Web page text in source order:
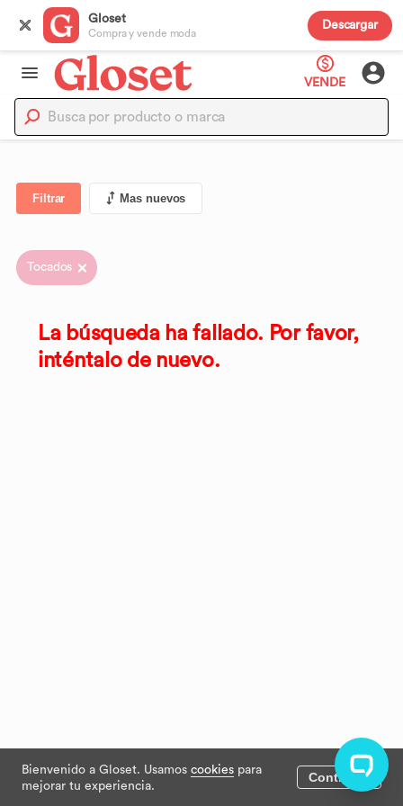
Gloset
Compra y vende moda
Descargar
Bienvenido a Gloset. Usamos cookies para
mejorar tu experiencia.
Continuar
VENDE
Filtrar Mas nuevos
Tocados
La búsqueda ha fallado. Por favor,
inténtalo de nuevo.